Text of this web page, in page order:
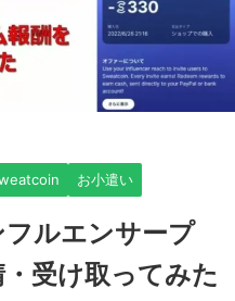
お小遣い
ルエンサープ
受け取ってみた